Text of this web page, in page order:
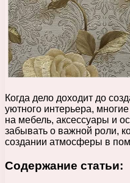
Когда дело доходит до
уютного интерьера,
на мебель, аксессуары и
забывать о важной роли,
создании атмосферы в
Содержание статьи: